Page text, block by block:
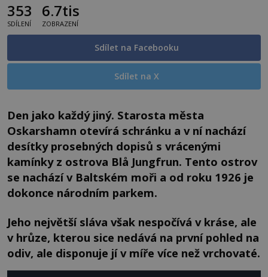
353
SDÍLENÍ
6.7tis
ZOBRAZENÍ
Sdílet na Facebooku
Sdílet na X
Den jako každý jiný. Starosta města
Oskarshamn otevírá schránku a v ní nachází
desítky prosebných dopisů s vrácenými
kamínky z ostrova Blå Jungfrun. Tento ostrov
se nachází v Baltském moři a od roku 1926 je
dokonce národním parkem.
Jeho největší sláva však nespočívá v kráse, ale
v hrůze, kterou sice nedává na první pohled na
odiv, ale disponuje jí v míře více než vrchovaté.